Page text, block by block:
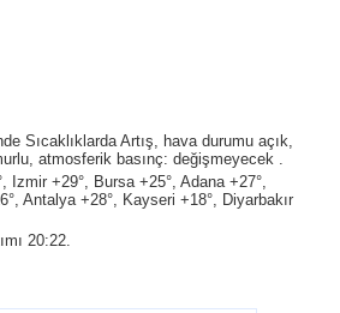
Sıcaklıklarda Artış, hava durumu açık,
, atmosferik basınç: değişmeyecek .
Izmir +29°, Bursa +25°, Adana +27°,
Antalya +28°, Kayseri +18°, Diyarbakır
20:22.